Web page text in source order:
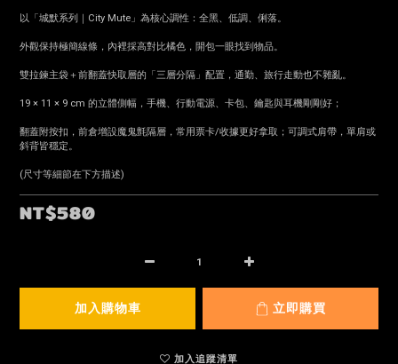
以「城默系列｜City Mute」為核心調性：全黑、低調、俐落。
外觀保持極簡線條，內裡採高對比橘色，開包一眼找到物品。
雙拉鍊主袋＋前翻蓋快取層的「三層分隔」配置，通勤、旅行走動也不雜亂。
19 × 11 × 9 cm 的立體側幅，手機、行動電源、卡包、鑰匙與耳機剛剛好；
翻蓋附按扣，前倉增設魔鬼氈隔層，常用票卡/收據更好拿取；可調式肩帶，單肩或
斜背皆穩定。
(尺寸等細節在下方描述)
NT$580
加入購物車 立即購買
加入追蹤清單